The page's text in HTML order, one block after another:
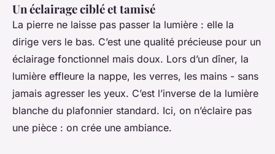
Un éclairage ciblé et tamisé
La pierre ne laisse pas passer la lumière : elle la
dirige vers le bas. C’est une qualité précieuse pour un
éclairage fonctionnel mais doux. Lors d’un dîner, la
lumière effleure la nappe, les verres, les mains - sans
jamais agresser les yeux. C’est l’inverse de la lumière
blanche du plafonnier standard. Ici, on n’éclaire pas
une pièce : on crée une ambiance.